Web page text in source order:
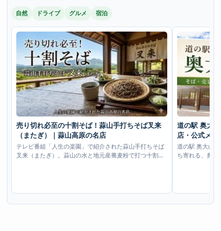
自然 ドライブ グルメ 宿泊
売り切れ必至の十割そば！蒜山手打ちそば叉来
（またぎ）｜蒜山高原の名店
テレビ番組「人生の楽園」で紹介された蒜山手打ちそば
叉来（またぎ）。蒜山の水と地元産蕎麦粉で打つ十割蕎
道の駅 奥大
店・公式メニ
道の駅 奥大山
ち寄れる、奥